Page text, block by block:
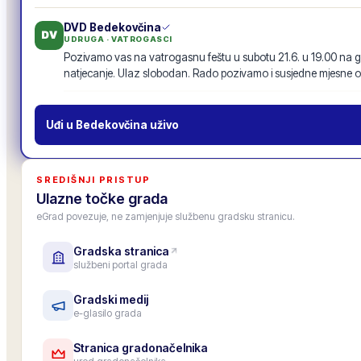
DV
DVD Bedekovčina
UDRUGA · VATROGASCI
Pozivamo vas na vatrogasnu feštu u subotu 21.6. u 19.00
natjecanje. Ulaz slobodan. Rado pozivamo i susjedne mjesne
POZIV
Vatrogasna fešta · 21.6.
19odgovora·94lajkova
MO Centar
MJESNI ODBOR
Inicijativu za nogostup uz glavnu cestu s 87 potpisa proslijedili
prenosimo u zajednički tok objava, da je vide i drugi mjesni
11odgovora· 52lajkova
OŠ
Gradska osnovna škola
USTANOVA · ŠKOLA
Roditeljski sastanak za roditelje budućih prvašića: 25. lipnja u
odgovora
Uđi u Bedekovčina uživo
SREDIŠNJI PRISTUP
Ulazne točke grada
eGrad povezuje, ne zamjenjuje službenu gradsku stranicu.
Gradska stranica
službeni portal grada
Gradski medij
e-glasilo grada
Stranica gradonačelnika